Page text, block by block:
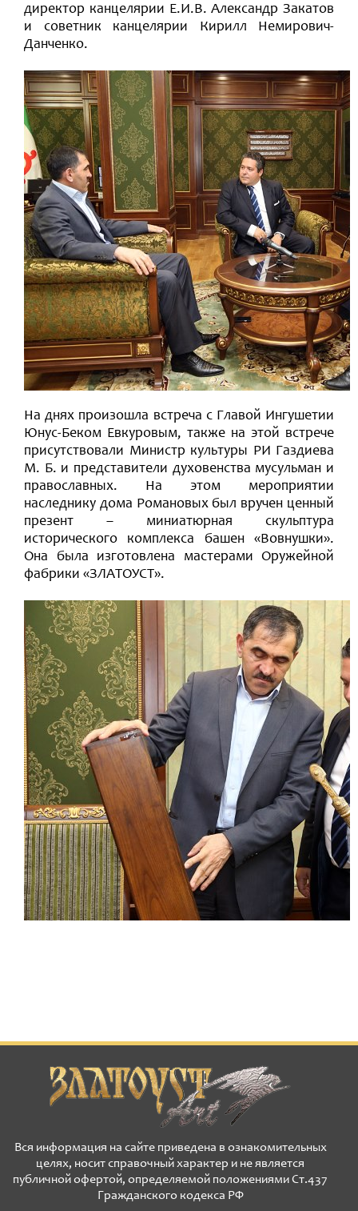
директор канцелярии Е.И.В. Александр Закатов
и советник канцелярии Кирилл Немирович-
Данченко.
На днях произошла встреча с Главой Ингушетии
Юнус-Беком Евкуровым, также на этой встрече
присутствовали Министр культуры РИ Газдиева
М. Б. и представители духовенства мусульман и
православных. На этом мероприятии
наследнику дома Романовых был вручен ценный
презент – миниатюрная скульптура
исторического комплекса башен «Вовнушки».
Она была изготовлена мастерами Оружейной
фабрики «ЗЛАТОУСТ».
Вся информация на сайте приведена в ознакомительных
целях, носит справочный характер и не является
публичной офертой, определяемой положениями Ст.437
Гражданского кодекса РФ